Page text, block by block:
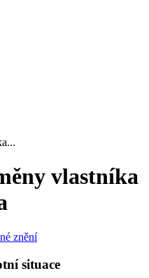
vlastníka
znění
situace